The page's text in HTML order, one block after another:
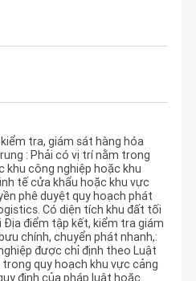
tra, giám sát hàng hóa
: Phải có vị trí nằm trong
khu công nghiệp hoặc khu
tế cửa khẩu hoặc khu vực
phê duyệt quy hoạch phát
Có diện tích khu đất tối
điểm tập kết, kiểm tra giám
chính, chuyển phát nhanh,:
được chỉ định theo Luật
quy hoạch khu vực cảng
định của pháp luật hoặc